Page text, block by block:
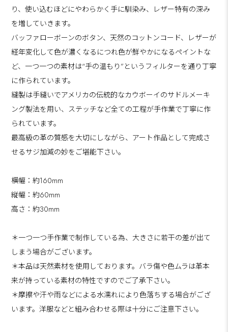
り、使い込むほどにやわらかく手に馴染み、レザー特有の深み
を増していきます。
バッファローボーンのボタン、天然のコットンコード、レザーが
経年変化して色が濃くなるにつれ色が鮮やかになるペイントな
ど、一つ一つの素材は“手の温もり”というフィルターを通り丁寧
に作られています。
縫製は手縫いでアメリカの伝統的なカウボーイのサドルメーキ
ング製法を用い、ステッチなど全ての工程が手作業で丁寧に作
られています。
最高級の革の質感を大切にしながら、アート作品として完成さ
せるサジ加減の妙をご堪能下さい。
横幅：約160mm
縦幅：約60mm
高さ：約30mm
＊一つ一つ手作業で制作している為、大きさに若干の差が出て
しまう場合がございます。
＊本品は天然素材を使用しております。バラ傷や色ムラは革本
来が持っている素材の特性ですのでご了承下さい。
＊摩擦や汗や雨などによる水濡れにより色落ちする場合がござ
います。洋服などと組み合わせる際は十分にご注意下さい。